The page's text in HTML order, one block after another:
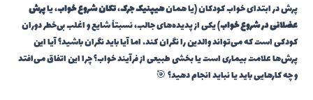
پرش در ابتدای خواب کودکان (یا همانهیپنیک جرک،تکان شروع خواب، یاپرش
عضلانی در شروع خواب) یکی از پدیده‌های جالب، نسبتاً شایع و اغلب بی‌خطر دوران
کودکی است که می‌تواند والدین را نگران کند. اما آیا باید نگران باشید؟ آیا این
پرش‌ها علامت بیماری است یا بخشی طبیعی از فرآیند خواب؟ چرا این اتفاق می‌افتد
و چه کارهایی باید یا نباید انجام دهید؟ 🎯